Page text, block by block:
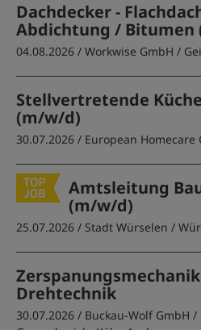
Dachdecker -
Abdichtung / Bitumen
04.08.2026 / Workwise GmbH /
Stellvertretende
(m/w/d)
30.07.2026 / European Homecare
Amtsleitung
(m/w/d)
25.07.2026 / Stadt Würselen /
Drehtechnik
30.07.2026 / Buckau-Wolf GmbH /